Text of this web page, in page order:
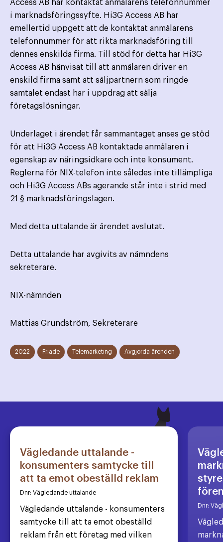
Access AB har kontaktat anmälarens telefonnummer
i marknadsföringssyfte. Hi3G Access AB har
emellertid uppgett att de kontaktat anmälarens
telefonnummer för att rikta marknadsföring till
dennes enskilda firma. Till stöd för detta har Hi3G
Access AB hänvisat till att anmälaren driver en
enskild firma samt att säljpartnern som ringde
samtalet endast har i uppdrag att sälja
företagslösningar.
Underlaget i ärendet får sammantaget anses ge stöd
för att Hi3G Access AB kontaktade anmälaren i
egenskap av näringsidkare och inte konsument.
Reglerna för NIX-telefon inte således inte tillämpliga
och Hi3G Access ABs agerande står inte i strid med
21 § marknadsföringslagen.
Med detta uttalande är ärendet avslutat.
Detta uttalande har avgivits av nämndens
sekreterare.
NIX-nämnden
Mattias Grundström, Sekreterare
2022 Friade Telemarketing Avgjorda ärenden
Vägledande uttalande -
konsumenters samtycke till
att ta emot obeställd reklam
Dnr: Vägledande uttalande
Vägledande uttalande - konsumenters
samtycke till att ta emot obeställd
reklam från ett företag med vilken
Dnr: